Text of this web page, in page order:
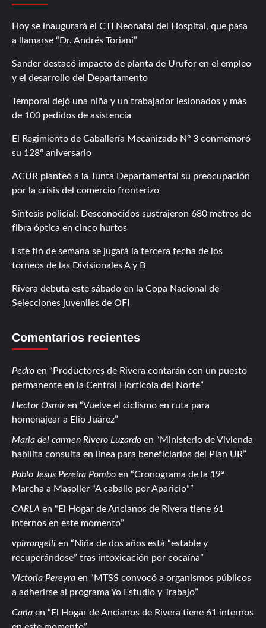
Hoy se inaugurará el CTI Neonatal del Hospital, que pasa
a llamarse “Dr. Andrés Toriani”
Sander destacó impacto de planta de Urufor en el empleo
y el desarrollo del Departamento
Temporal dejó una niña y un trabajador lesionados y más
de 100 pedidos de asistencia
El Regimiento de Caballería Mecanizado Nº 3 conmemoró
su 128º aniversario
ACUR planteó a la Junta Departamental su preocupación
por la crisis del comercio fronterizo
Síntesis policial: Desconocidos sustrajeron 680 metros de
fibra óptica en cinco hurtos
Este fin de semana se jugará la tercera fecha de los
torneos de las Divisionales A y B
Rivera debuta este sábado en la Copa Nacional de
Selecciones juveniles de OFI
Comentarios recientes
Pedro en
Productores de Rivera contarán con un puesto
permanente en la Central Hortícola del Norte
Hector Osmiren
Vuelve el ciclismo en ruta para
homenajear a Elio Juárez
Maria del carmen Rivero Luzardo en
Ministerio de Vivienda
habilita consulta en línea para beneficiarios del Plan UR
Pablo Jesus Pereira Pombo en
Cronograma de la 19ª
Marcha a Masoller “A caballo por Aparicio”
CARLA en
El Hogar de Ancianos de Rivera tiene 61
internos en este momento
vpirrongelli en
Niña de dos años está “estable y
recuperándose” tras intoxicación por cocaína
Victoria Pereyra en
MTSS convocó a organismos públicos
a adherirse al programa Yo Estudio y Trabajo
Carla en
El Hogar de Ancianos de Rivera tiene 61 internos